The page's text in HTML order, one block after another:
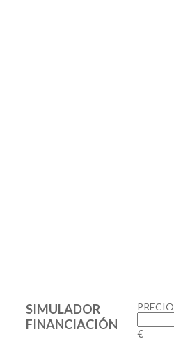
SIMULADOR
FINANCIACIÓN
PRECIO
€